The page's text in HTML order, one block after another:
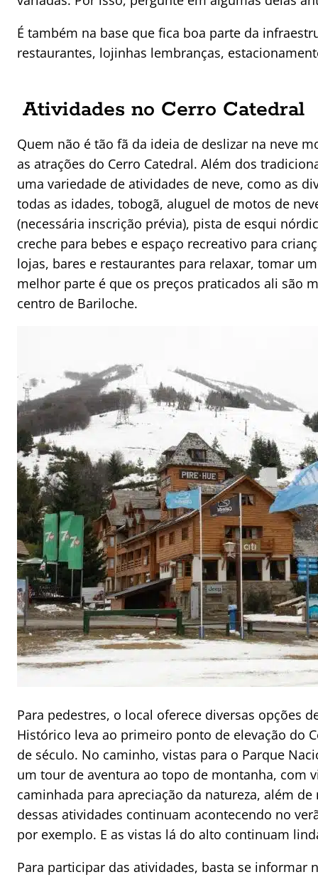
É também na base que fica boa parte da
restaurantes, lojinhas lembranças,
Atividades no Cerro Catedral
Quem não é tão fã da ideia de deslizar na neve
as atrações do Cerro Catedral. Além dos
uma variedade de atividades de neve, como as
todas as idades, tobogã, aluguel de motos de
(necessária inscrição prévia), pista de esqui
creche para bebes e espaço recreativo para
lojas, bares e restaurantes para relaxar, tomar
melhor parte é que os preços praticados ali são
centro de Bariloche.
Para pedestres, o local oferece diversas opções
Histórico leva ao primeiro ponto de elevação do
de século. No caminho, vistas para o Parque
um tour de aventura ao topo de montanha, com
caminhada para apreciação da natureza, além
dessas atividades continuam acontecendo no
por exemplo. E as vistas lá do alto continuam
Para participar das atividades, basta se informar